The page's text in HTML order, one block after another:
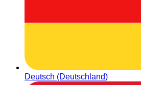
Deutsch (Deutschland)